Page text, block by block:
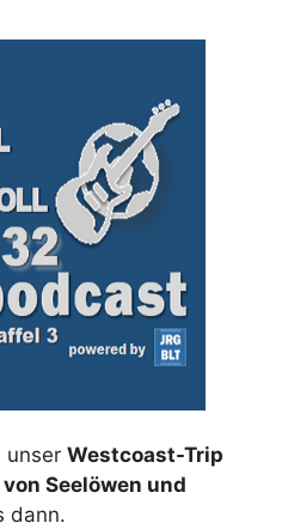
unser Westcoast-Trip
von Seelöwen und
dann.